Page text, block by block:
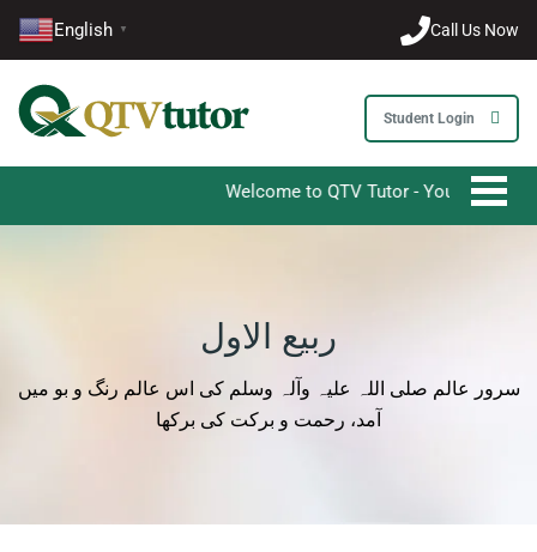
English ▼ Call Us Now
Student Login
Welcome to QTV Tutor - Your Ultimate
ربیع الاول
سرور عالم صلی اللہ علیہ وآلہ وسلم کی اس عالم رنگ و بو میں
آمد، رحمت و برکت کی برکھا